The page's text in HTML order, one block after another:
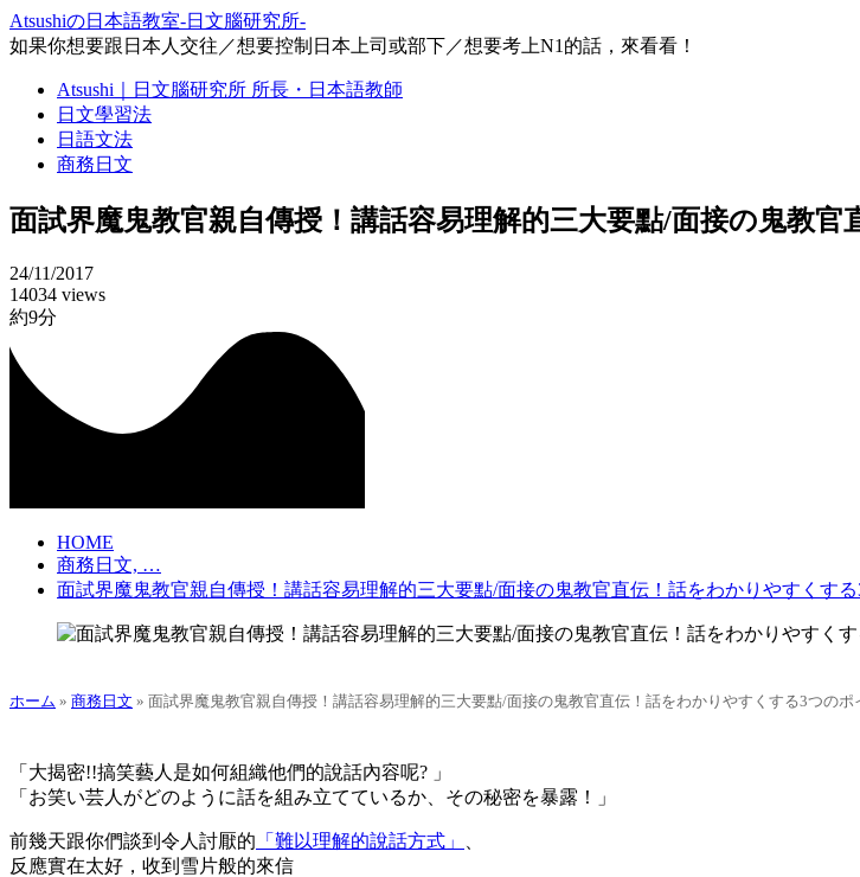
Atsushiの日本語教室-日文腦研究所-
如果你想要跟日本人交往／想要控制日本上司或部下／想要考上N1的話，來看看！
Atsushi｜日文腦研究所 所長・日本語教師
日文學習法
日語文法
商務日文
面試界魔鬼教官親自傳授！講話容易理解的三大要點/面接の鬼教
24/11/2017
14034 views
約9分
HOME
商務日文, …
面試界魔鬼教官親自傳授！講話容易理解的三大要點/面接の鬼教官直伝！話をわかりやすくする
ホーム » 商務日文 » 面試界魔鬼教官親自傳授！講話容易理解的三大要點/面接の鬼教官直伝！話をわかりやすくする3つのポ
「大揭密!!搞笑藝人是如何組織他們的說話內容呢? 」
「お笑い芸人がどのように話を組み立てているか、その秘密を暴露！」
前幾天跟你們談到令人討厭的 「難以理解的說話方式」
反應實在太好，收到雪片般的來信